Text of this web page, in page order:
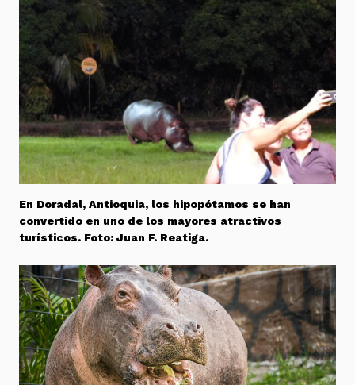
En Doradal, Antioquia, los hipopótamos se han
convertido en uno de los mayores atractivos
turísticos. Foto: Juan F. Reatiga.